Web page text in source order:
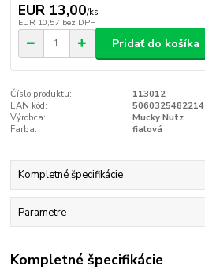
EUR 13,00/ks
EUR 10,57 bez DPH
Pridať do košíka
Číslo produktu:
113012
EAN kód:
5060325482214
Výrobca:
Mucky Nutz
Farba:
fialová
Kompletné špecifikácie
Parametre
Kompletné špecifikácie